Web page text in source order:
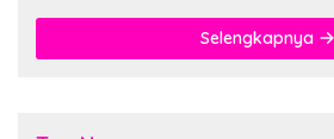
Selengkapnya